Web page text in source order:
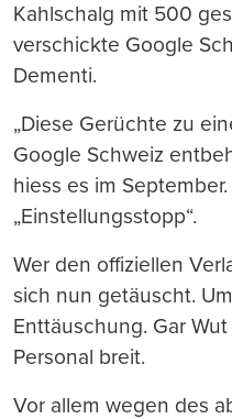
Kahlschalg mit 500
verschickte Google
Dementi.
„Diese Gerüchte zu
Google Schweiz
hiess es im
„Einstellungsstopp“.
Wer den offiziellen
sich nun getäuscht.
Enttäuschung. Gar
Personal breit.
Vor allem wegen des